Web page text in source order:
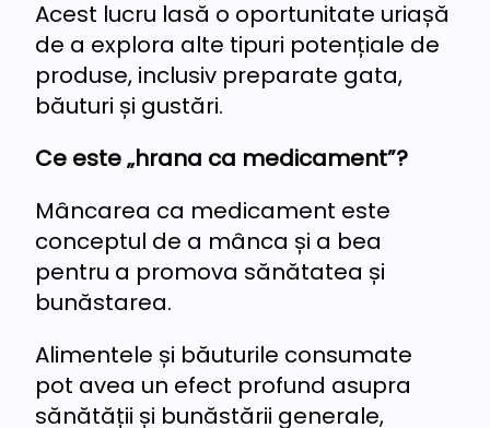
Acest lucru lasă o oportunitate uriașă
de a explora alte tipuri potențiale de
produse, inclusiv preparate gata,
băuturi și gustări.
Ce este „hrana ca medicament”?
Mâncarea ca medicament este
conceptul de a mânca și a bea
pentru a promova sănătatea și
bunăstarea.
Alimentele și băuturile consumate
pot avea un efect profund asupra
sănătății și bunăstării generale,